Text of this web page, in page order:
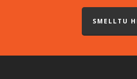
SMELLTU